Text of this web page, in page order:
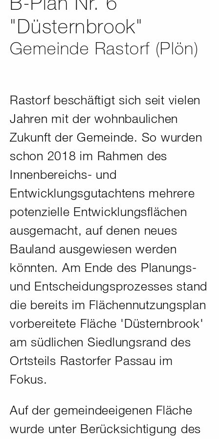
"Düsternbrook"
Gemeinde Rastorf (Plön)
Rastorf beschäftigt sich seit vielen
Jahren mit der wohnbaulichen
Zukunft der Gemeinde. So wurden
schon 2018 im Rahmen des
Innenbereichs- und
Entwicklungsgutachtens mehrere
potenzielle Entwicklungsflächen
ausgemacht, auf denen neues
Bauland ausgewiesen werden
könnten. Am Ende des Planungs-
und Entscheidungsprozesses stand
die bereits im Flächennutzungsplan
vorbereitete Fläche 'Düsternbrook'
am südlichen Siedlungsrand des
Ortsteils Rastorfer Passau im
Fokus.
Auf der gemeindeeigenen Fläche
wurde unter Berücksichtigung des